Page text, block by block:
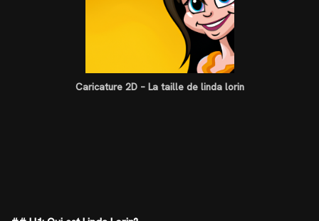
Caricature 2D – La taille de linda lorin